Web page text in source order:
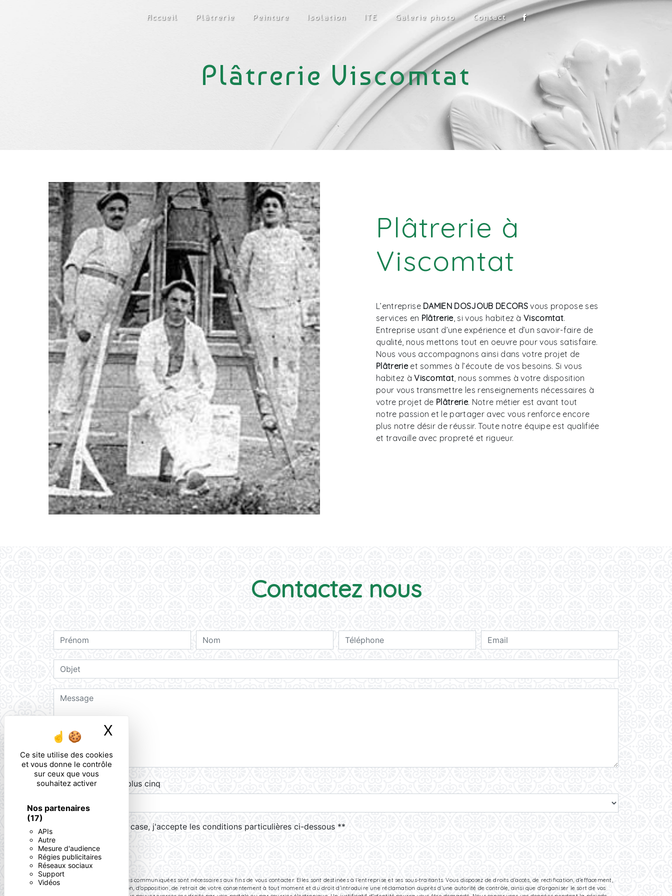
Ce site utilise des cookies
et vous donne le contrôle
sur ceux que vous
souhaitez activer
Nos partenaires
(17)
APIs
Autre
Mesure d'audience
Régies publicitaires
Réseaux sociaux
Support
Vidéos
X
Accueil Plâtrerie Peinture Isolation ITE Galerie photo Contact
Plâtrerie Viscomtat
Plâtrerie à
Viscomtat
L’entreprise DAMIEN DOSJOUB DECORSvous propose ses
services en Plâtrerie, si vous habitez àViscomtat.
Entreprise usant d’une expérience et d’un savoir-faire de
qualité, nous mettons tout en oeuvre pour vous satisfaire.
Nous vous accompagnons ainsi dans votre projet de
Plâtrerieet sommes à l’écoute de vos besoins. Si vous
habitez àViscomtat , nous sommes à votre disposition
pour vous transmettre les renseignements nécessaires à
votre projet de Plâtrerie. Notre métier est avant tout
notre passion et le partager avec vous renforce encore
plus notre désir de réussir. Toute notre équipe est qualifiée
et travaille avec propreté et rigueur.
Contactez nous
Combien font cinq plus cinq
En cochant cette case, j'accepte les conditions particulières ci-dessous **
** Les données personnelles communiquées sont nécessaires aux fins de vous contacter. Elles sont destinées à l'entreprise et ses sous-traitants. Vous disposez de droits d’accès, de rectification, d’effacement,
de portabilité, de limitation, d’opposition, de retrait de votre consentement à tout moment et du droit d’introduire une réclamation auprès d’une autorité de contrôle, ainsi que d’organiser le sort de vos